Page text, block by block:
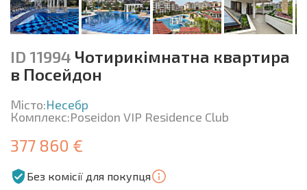
ID 11994 Чотирикімнатна квартира
в Посейдон
Місто:Несебр
Комплекс:Poseidon VIP Residence Club
377 860 €
Без комісії для покупця